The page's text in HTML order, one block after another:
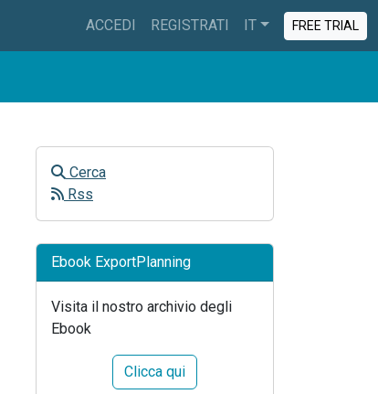
ACCEDI REGISTRATI IT FREE TRIAL
Cerca
Rss
Ebook ExportPlanning
Visita il nostro archivio degli
Ebook
Clicca qui